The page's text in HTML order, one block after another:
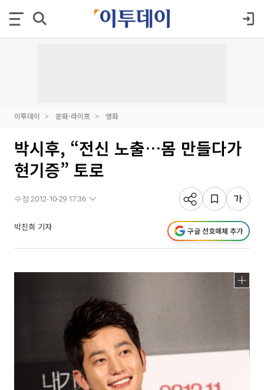
이투데이 문화·라이프 영화
박시후, “전신 노출…몸 만들다가
현기증” 토로
수정 2012-10-29 17:36
박진희 기자 구글 선호매체 추가